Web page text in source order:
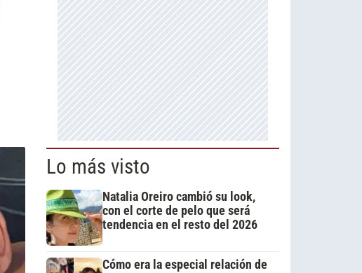
Lo más visto
Natalia Oreiro cambió su look,
con el corte de pelo que será
tendencia en el resto del 2026
Cómo era la especial relación de